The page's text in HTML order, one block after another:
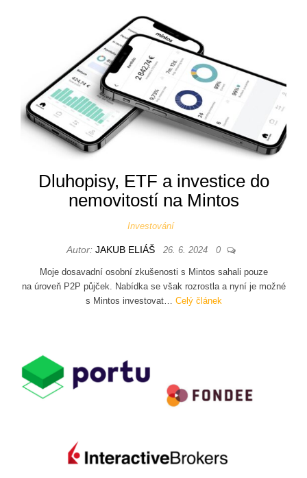
Dluhopisy, ETF a investice do
nemovitostí na Mintos
Investování
Autor: JAKUB ELIÁŠ 26. 6. 2024 0
Moje dosavadní osobní zkušenosti s Mintos sahali pouze
na úroveň P2P půjček. Nabídka se však rozrostla a nyní je možné
s Mintos investovat… Celý článek